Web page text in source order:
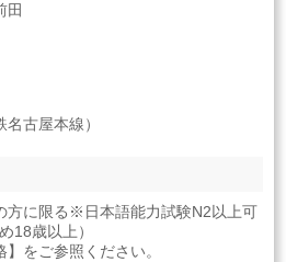
田
名古屋本線）
方に限る※日本語能力試験N2以上可
18歳以上）
をご参照ください。